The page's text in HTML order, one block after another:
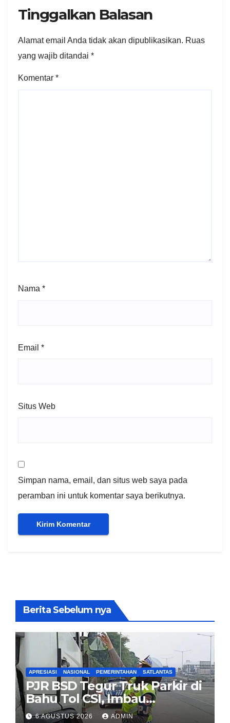
Tinggalkan Balasan
Alamat email Anda tidak akan dipublikasikan. Ruas
yang wajib ditandai *
Komentar *
Nama *
Email *
Situs Web
Simpan nama, email, dan situs web saya pada
peramban ini untuk komentar saya berikutnya.
Berita Sebelum nya
APRESIASI NASIONAL PEMERINTAHAN SATLANTAS
PJR BSD Tegur Truk Parkir di
Bahu Tol CSI, Imbau
Pengendara Tertib
6 AGUSTUS 2026 ADMIN